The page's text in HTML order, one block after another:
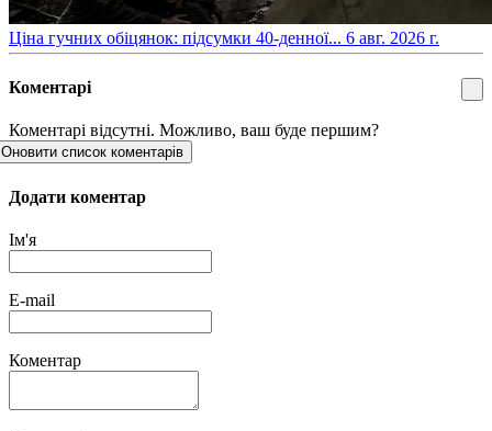
​Ціна гучних обіцянок: підсумки 40-денної... 6 авг. 2026 г.
Коментарі
Коментарі відсутні. Можливо, ваш буде першим?
Оновити список коментарів
Додати коментар
Ім'я
E-mail
Коментар